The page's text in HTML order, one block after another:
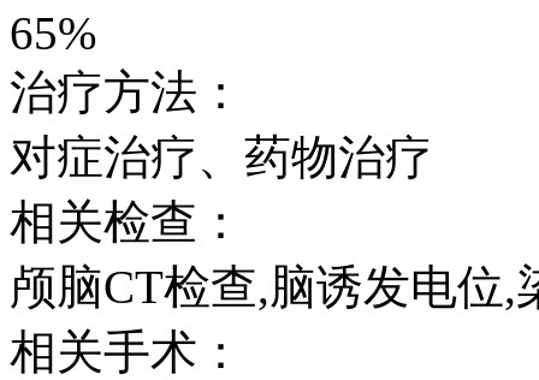
65%
治疗方法：
对症治疗、药物治疗
相关检查：
颅脑CT检查,脑诱发电位,
相关手术：